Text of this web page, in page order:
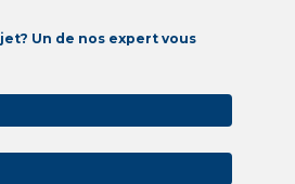
Un de nos expert vous